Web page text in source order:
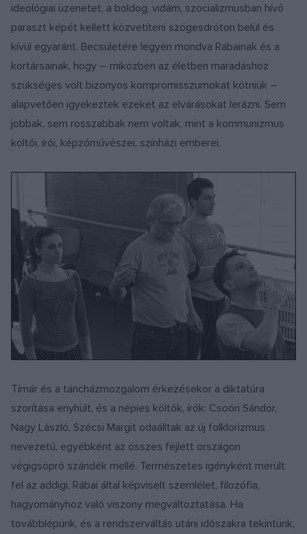
ideológiai üzenetet, a boldog, vidám, szocializmusban hívő
paraszt képét kellett közvetíteni szögesdróton belül és
kívül egyaránt. Becsületére legyen mondva Rábainak és a
kortársainak, hogy – miközben az életben maradáshoz
szükséges volt bizonyos kompromisszumokat kötniük –
alapvetően igyekeztek ezeket az elvárásokat lerázni. Sem
jobbak, sem rosszabbak nem voltak, mint a kommunizmus
költői, írói, képzőművészei, színházi emberei.
Tímár és a táncházmozgalom érkezésekor a diktatúra
szorítása enyhült, és a népies költők, írók: Csoóri Sándor,
Nagy László, Szécsi Margit odaálltak az új folklorizmus
nevezetű, egyébként az összes fejlett országon
végigsöprő szándék mellé. Természetes igényként merült
fel az addigi, Rábai által képviselt szemlélet, filozófia,
hagyományhoz való viszony megváltoztatása. Ha
továbblépünk, és a rendszerváltás utáni időszakra tekintünk,